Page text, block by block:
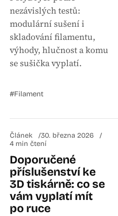
nezávislých testů:
modulární sušení i
skladování filamentu,
výhody, hlučnost a komu
se sušička vyplatí.
#Filament
Článek
30. března 2026
4 min čtení
Doporučené
příslušenství ke
3D tiskárně: co se
vám vyplatí mít
po ruce